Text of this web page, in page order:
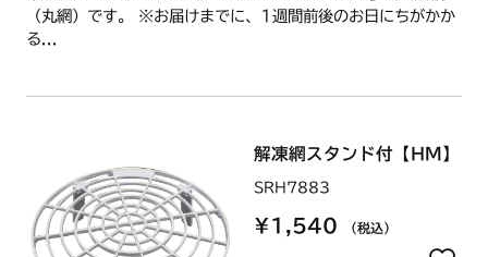
（丸網）です。 ※お届けまでに、1週間前後のお日にちがかか
る...
解凍網スタンド付【HM】
SRH7883
¥1,540 （税込）